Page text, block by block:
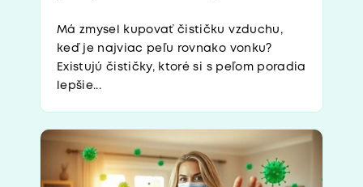
Má zmysel kupovať čističku vzduchu,
keď je najviac peľu rovnako vonku?
Existujú čističky, ktoré si s peľom poradia
lepšie...